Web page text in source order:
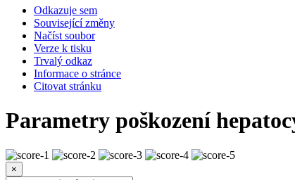
Odkazuje sem
Související změny
Načíst soubor
Verze k tisku
Trvalý odkaz
Informace o stránce
Citovat stránku
Parametry poškození
×